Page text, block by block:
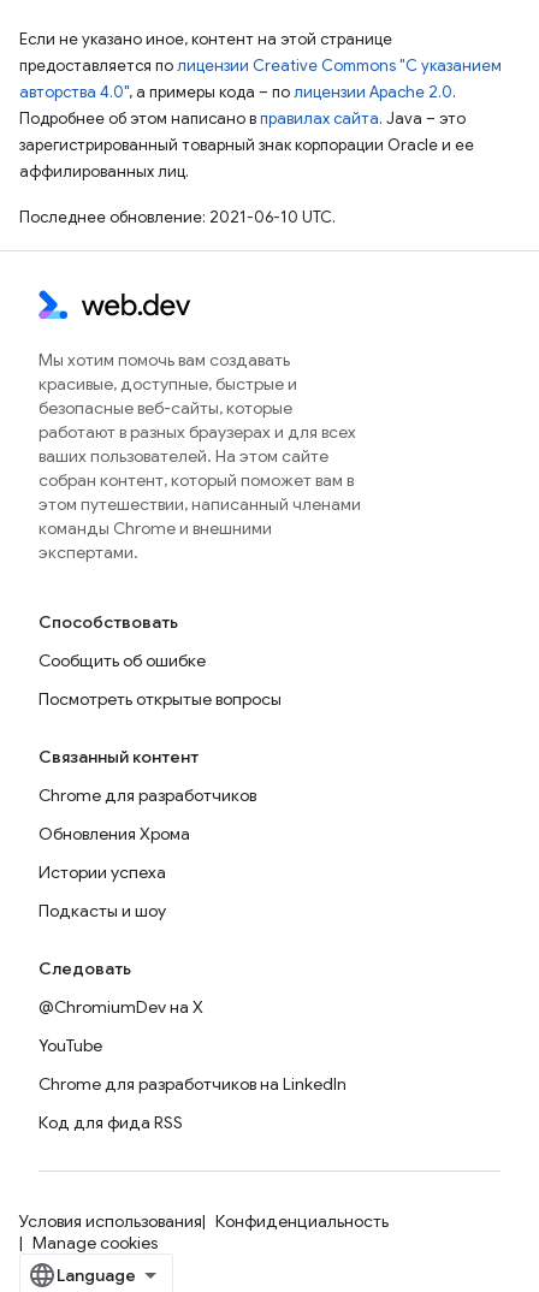
Если не указано иное, контент на этой странице
предоставляется полицензии Creative Commons "С указанием
авторства 4.0", а примеры кода – полицензии Apache 2.0.
Подробнее об этом написано вправилах сайта. Java – это
зарегистрированный товарный знак корпорации Oracle и ее
аффилированных лиц.
Последнее обновление: 2021-06-10 UTC.
Мы хотим помочь вам создавать
красивые, доступные, быстрые и
безопасные веб-сайты, которые
работают в разных браузерах и для всех
ваших пользователей. На этом сайте
собран контент, который поможет вам в
этом путешествии, написанный членами
команды Chrome и внешними
экспертами.
Способствовать
Сообщить об ошибке
Посмотреть открытые вопросы
Связанный контент
Chrome для разработчиков
Обновления Хрома
Истории успеха
Подкасты и шоу
Следовать
@ChromiumDev на X
YouTube
Chrome для разработчиков на LinkedIn
Код для фида RSS
Условия использования
Конфиденциальность
Manage cookies